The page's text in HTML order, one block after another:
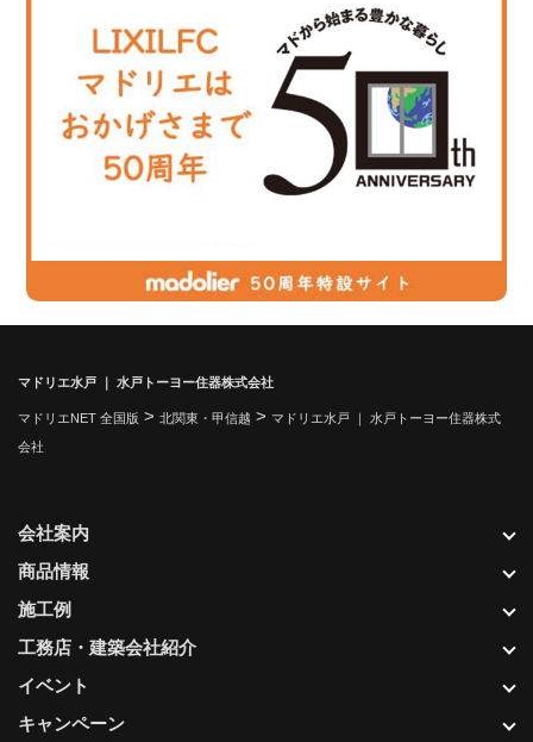
マドリエ水戸 ｜ 水戸トーヨー住器株式会社
マドリエNET 全国版 > 北関東・甲信越 > マドリエ水戸 ｜ 水戸トーヨー住器株式
会社
会社案内
商品情報
施工例
工務店・建築会社紹介
イベント
キャンペーン